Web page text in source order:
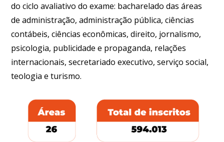
do ciclo avaliativo do exame: bacharelado das áreas
de administração, administração pública, ciências
contábeis, ciências econômicas, direito, jornalismo,
psicologia, publicidade e propaganda, relações
internacionais, secretariado executivo, serviço social,
teologia e turismo.